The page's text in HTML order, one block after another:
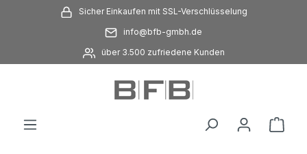
Zum Hauptinhalt springenSicher Einkaufen mit SSL-Verschlüsselung
info@bfb-gmbh.de
über 3.500 zufriedene Kunden